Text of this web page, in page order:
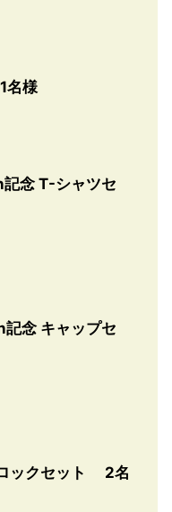
名様
記念 T-シャツセ
記念 キャップセ
ロックセット 2名